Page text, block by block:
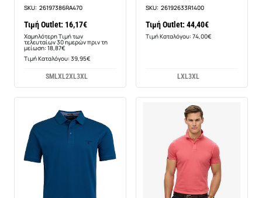
SKU: 26197386RA470
Τιμή Outlet: 16,17€
Χαμηλότερη Τιμή των
τελευταίων 30 ημερών πριν τη
μείωση: 18,87€
Τιμή Καταλόγου: 39,95€
SMLXL2XL3XL
SKU: 26192633R1400
Τιμή Outlet: 44,40€
Τιμή Καταλόγου: 74,00€
LXL3XL